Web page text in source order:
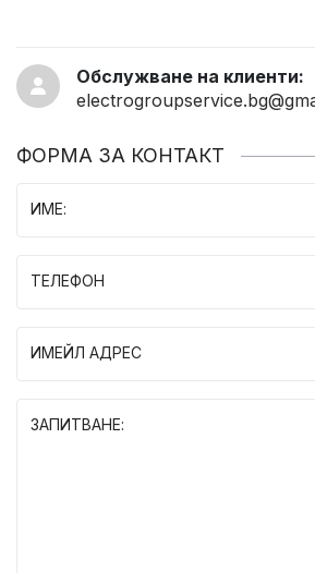
Обслужване на клиенти:
ФОРМА ЗА КОНТАКТ
ИМЕ:
ТЕЛЕФОН
ИМЕЙЛ АДРЕС
ЗАПИТВАНЕ: